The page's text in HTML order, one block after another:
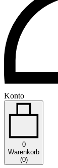
Konto
0
Warenkorb
(0)